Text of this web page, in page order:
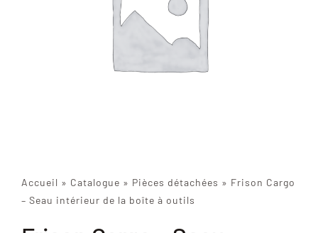
Accueil » Catalogue » Pièces détachées » Frison Cargo
– Seau intérieur de la boîte à outils